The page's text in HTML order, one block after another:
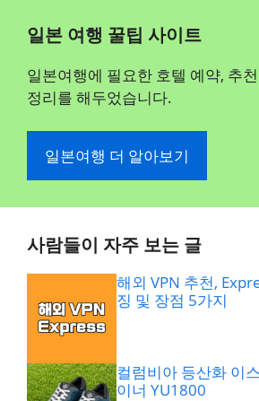
일본 여행 꿀팁 사이트
일본여행에 필요한 호텔 예약, 추
정리를 해두었습니다.
일본여행 더 알아보기
사람들이 자주 보는 글
해외 VPN 추천,
징 및 장점 5가지
컬럼비아 등산화 이
이너 YU1800